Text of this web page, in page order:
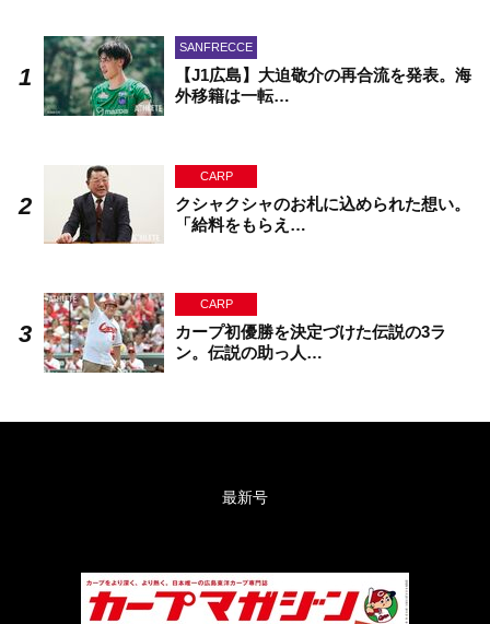
SANFRECCE
【J1広島】大迫敬介の再合流を発表。海
外移籍は一転…
CARP
クシャクシャのお札に込められた想い。
「給料をもらえ…
CARP
カープ初優勝を決定づけた伝説の3ラ
ン。伝説の助っ人…
最新号